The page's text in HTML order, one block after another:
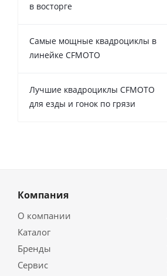
в восторге
Самые мощные квадроциклы в
линейке CFMOTO
Лучшие квадроциклы CFMOTO
для езды и гонок по грязи
Компания
О компании
Каталог
Бренды
Сервис